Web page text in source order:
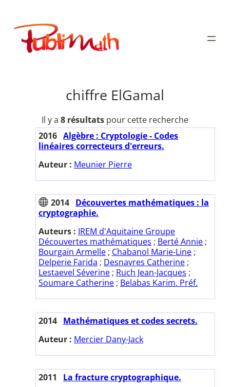
contenu
Publimath
chiffre ElGamal
Il y a 8 résultats pour cette recherche
2016 Algèbre : Cryptologie - Codes
linéaires correcteurs d'erreurs.
Auteur : Meunier Pierre
2014 Découvertes mathématiques : la
cryptographie.
Auteurs : IREM d'Aquitaine Groupe
Découvertes mathématiques ; Berté Annie ;
Bourgain Armelle ; Chabanol Marie-Line ;
Delperie Farida ; Desnavres Catherine ;
Lestaevel Séverine ; Ruch Jean-Jacques ;
Soumare Catherine ; Belabas Karim. Préf.
2014 Mathématiques et codes secrets.
Auteur : Mercier Dany-Jack
2011
La fracture cryptographique.